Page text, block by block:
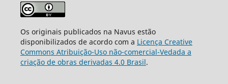
Os originais publicados na Navus estão
disponibilizados de acordo com a Licença Creative
Commons Atribuição-Uso não-comercial-Vedada a
criação de obras derivadas 4.0 Brasil.